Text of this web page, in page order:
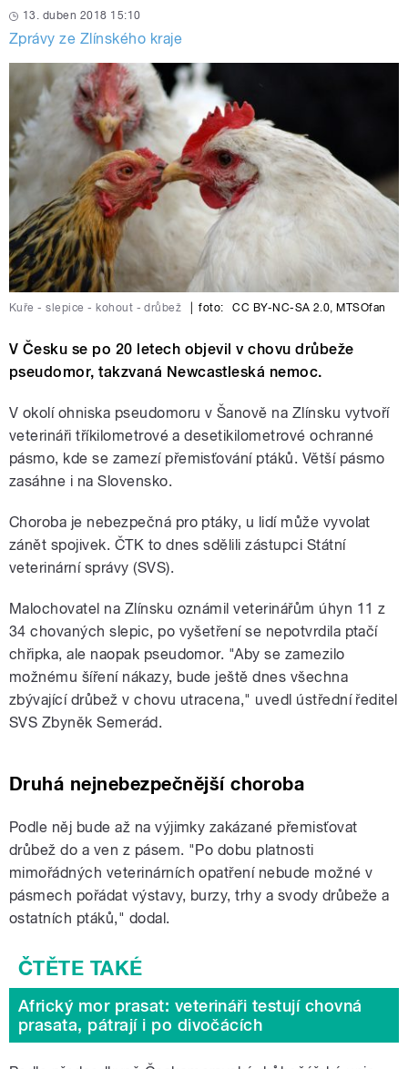
13. duben 2018 15:10
Zprávy ze Zlínského kraje
Kuře - slepice - kohout - drůbež foto: CC BY-NC-SA 2.0, MTSOfan
V Česku se po 20 letech objevil v chovu drůbeže
pseudomor, takzvaná Newcastleská nemoc.
V okolí ohniska pseudomoru v Šanově na Zlínsku vytvoří
veterináři tříkilometrové a desetikilometrové ochranné
pásmo, kde se zamezí přemisťování ptáků. Větší pásmo
zasáhne i na Slovensko.
Choroba je nebezpečná pro ptáky, u lidí může vyvolat
zánět spojivek. ČTK to dnes sdělili zástupci Státní
veterinární správy (SVS).
Malochovatel na Zlínsku oznámil veterinářům úhyn 11 z
34 chovaných slepic, po vyšetření se nepotvrdila ptačí
chřipka, ale naopak pseudomor. "Aby se zamezilo
možnému šíření nákazy, bude ještě dnes všechna
zbývající drůbež v chovu utracena," uvedl ústřední ředitel
SVS Zbyněk Semerád.
Druhá nejnebezpečnější choroba
Podle něj bude až na výjimky zakázané přemisťovat
drůbež do a ven z pásem. "Po dobu platnosti
mimořádných veterinárních opatření nebude možné v
pásmech pořádat výstavy, burzy, trhy a svody drůbeže a
ostatních ptáků," dodal.
Africký mor prasat: veterináři testují chovná
prasata, pátrají i po divočácích